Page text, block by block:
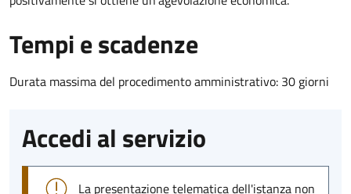
Tempi e scadenze
Durata massima del procedimento amministrativo: 30 giorni
Accedi al servizio
La presentazione telematica dell'istanza non